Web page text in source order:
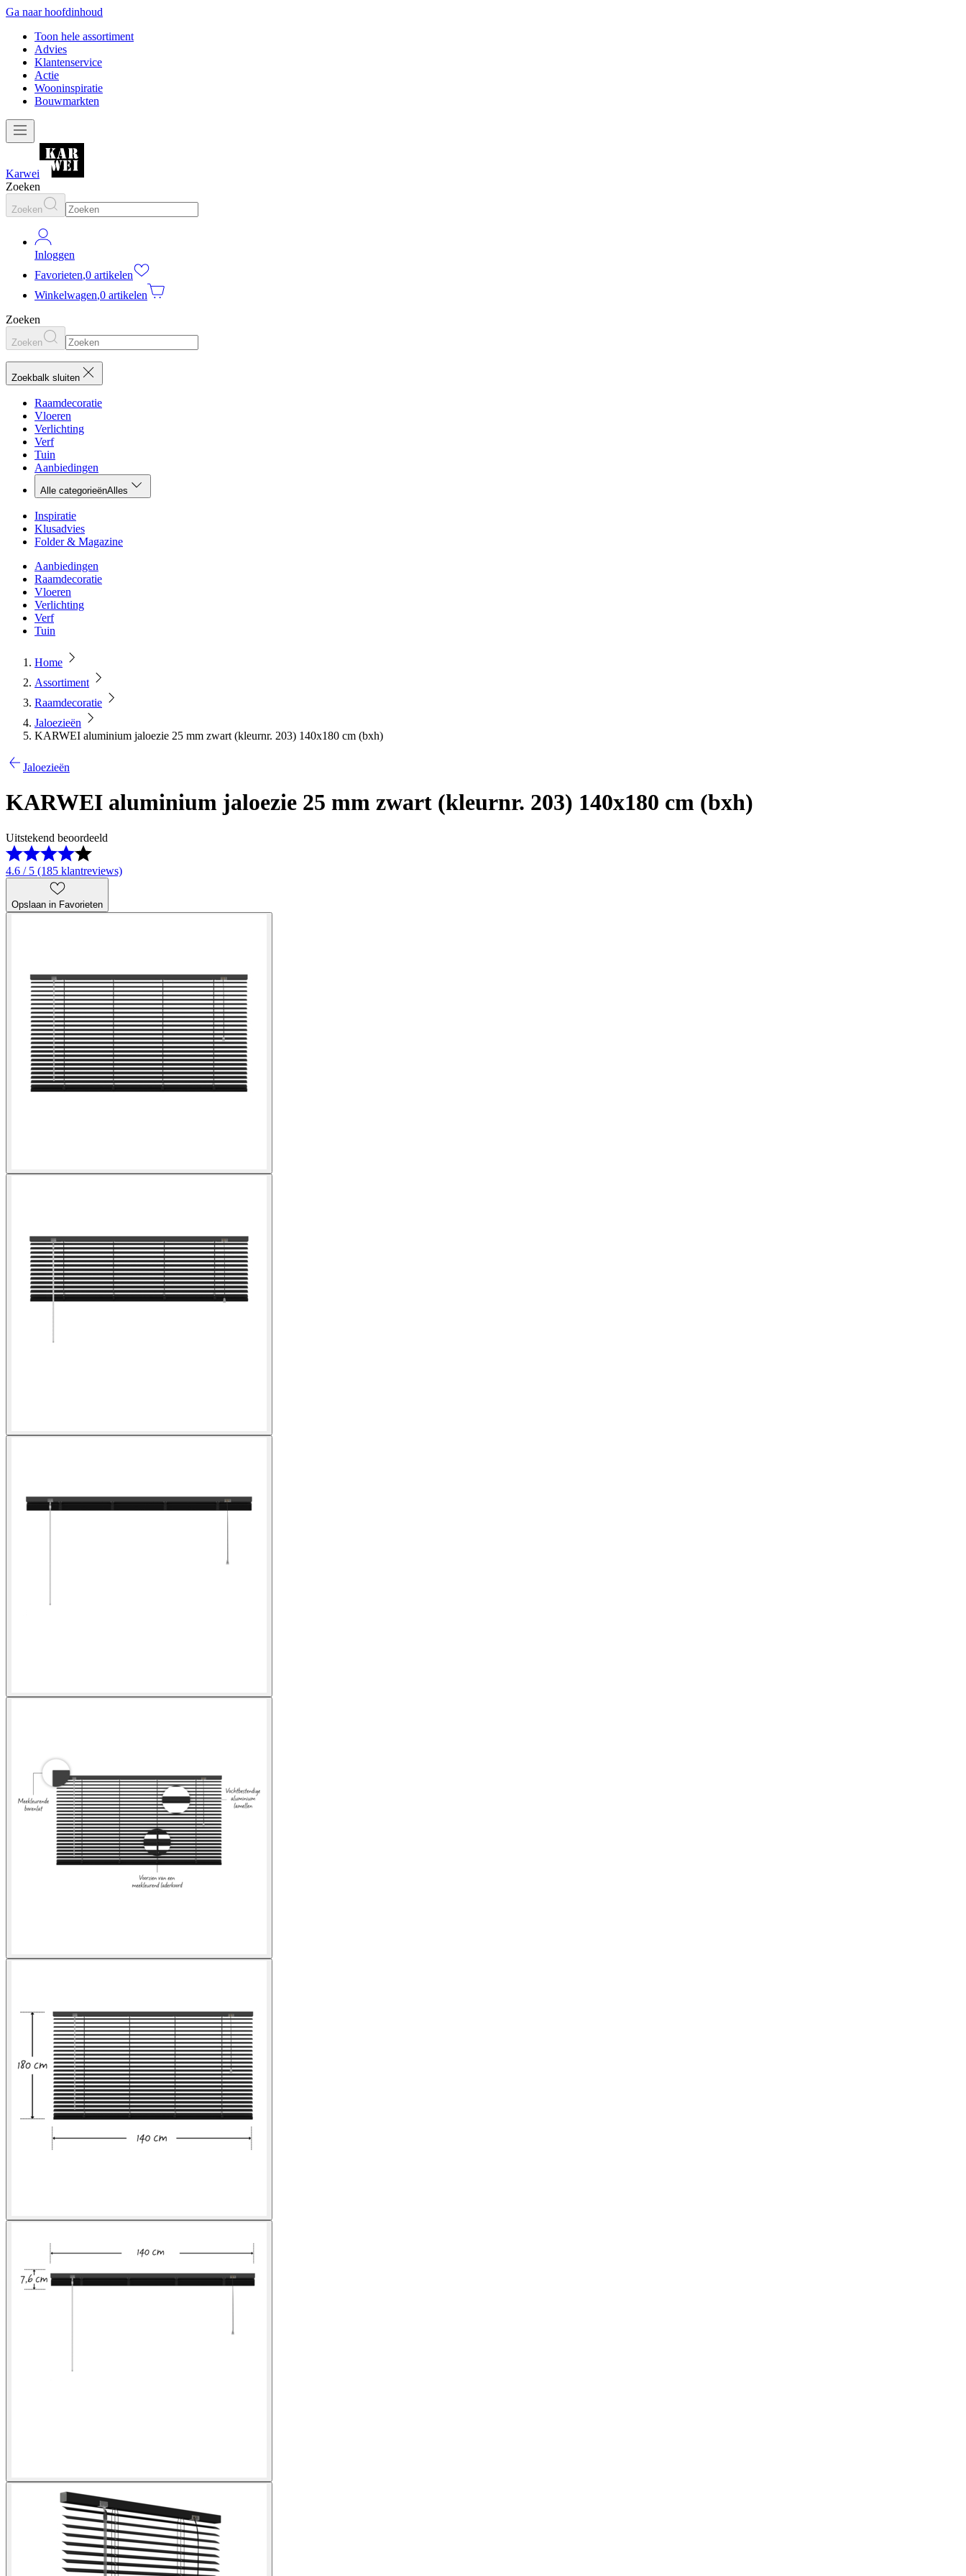
Ga naar hoofdinhoud
Toon hele assortiment
Advies
Klantenservice
Actie
Wooninspiratie
Bouwmarkten
Karwei
Zoeken
Zoeken
Inloggen
Favorieten,0 artikelen
Winkelwagen,0 artikelen
Zoeken
Zoeken
Zoekbalk sluiten
Raamdecoratie
Vloeren
Verlichting
Verf
Tuin
Aanbiedingen
Alle categorieënAlles
Inspiratie
Klusadvies
Folder & Magazine
Aanbiedingen
Raamdecoratie
Vloeren
Verlichting
Verf
Tuin
Home
Assortiment
Raamdecoratie
Jaloezieën
KARWEI aluminium jaloezie 25 mm zwart (kleurnr. 203) 140x180 cm (bxh)
Jaloezieën
KARWEI aluminium jaloezie 25 mm zwart (kleurnr. 203) 140x180 cm (bxh)
Uitstekend beoordeeld
4.6 / 5 (185 klantreviews)
Opslaan in Favorieten